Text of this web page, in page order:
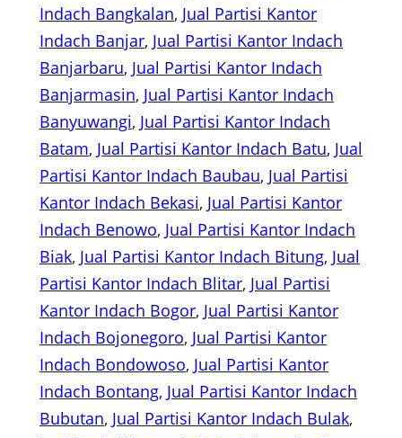
Indach Bangkalan, Jual Partisi Kantor
Indach Banjar, Jual Partisi Kantor Indach
Banjarbaru, Jual Partisi Kantor Indach
Banjarmasin, Jual Partisi Kantor Indach
Banyuwangi, Jual Partisi Kantor Indach
Batam, Jual Partisi Kantor Indach Batu, Jual
Partisi Kantor Indach Baubau, Jual Partisi
Kantor Indach Bekasi, Jual Partisi Kantor
Indach Benowo, Jual Partisi Kantor Indach
Biak, Jual Partisi Kantor Indach Bitung, Jual
Partisi Kantor Indach Blitar, Jual Partisi
Kantor Indach Bogor, Jual Partisi Kantor
Indach Bojonegoro, Jual Partisi Kantor
Indach Bondowoso, Jual Partisi Kantor
Indach Bontang, Jual Partisi Kantor Indach
Bubutan, Jual Partisi Kantor Indach Bulak